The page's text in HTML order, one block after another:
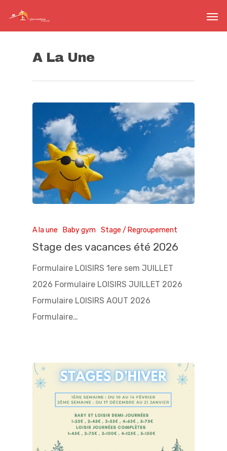
A La Une
A la une Baby gym Stage / Regroupement
Stage des vacances été 2026
Formulaire LOISIRS 1ere sem JUILLET
2026 Formulaire LOISIRS JUILLET 2026
Formulaire LOISIRS AOUT 2026
Formulaire…